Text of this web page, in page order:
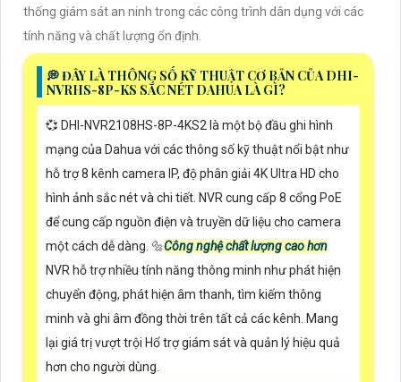
thống giám sát an ninh trong các công trình dân dụng với các
tính năng và chất lượng ổn định.
️💭 ĐÂY LÀ THÔNG SỐ KỸ THUẬT CƠ BẢN CỦA DHI-
NVRHS-8P-KS SẮC NÉT DAHUA LÀ GÌ?
💞 DHI-NVR2108HS-8P-4KS2 là một bộ đầu ghi hình
mạng của Dahua với các thông số kỹ thuật nổi bật như
hỗ trợ 8 kênh camera IP, độ phân giải 4K Ultra HD cho
hình ảnh sắc nét và chi tiết. NVR cung cấp 8 cổng PoE
để cung cấp nguồn điện và truyền dữ liệu cho camera
một cách dễ dàng. 🔩Công nghệ chất lượng cao hơn
NVR hỗ trợ nhiều tính năng thông minh như phát hiện
chuyển động, phát hiện âm thanh, tìm kiếm thông
minh và ghi âm đồng thời trên tất cả các kênh. Mang
lại giá trị vượt trội Hổ trợ giám sát và quản lý hiệu quả
hơn cho người dùng.